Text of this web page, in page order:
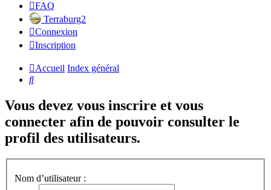
FAQ
Terraburg2
Connexion
Inscription
Accueil Index général
Rechercher
Vous devez vous inscrire et vous
connecter afin de pouvoir consulter le
profil des utilisateurs.
Nom d’utilisateur :